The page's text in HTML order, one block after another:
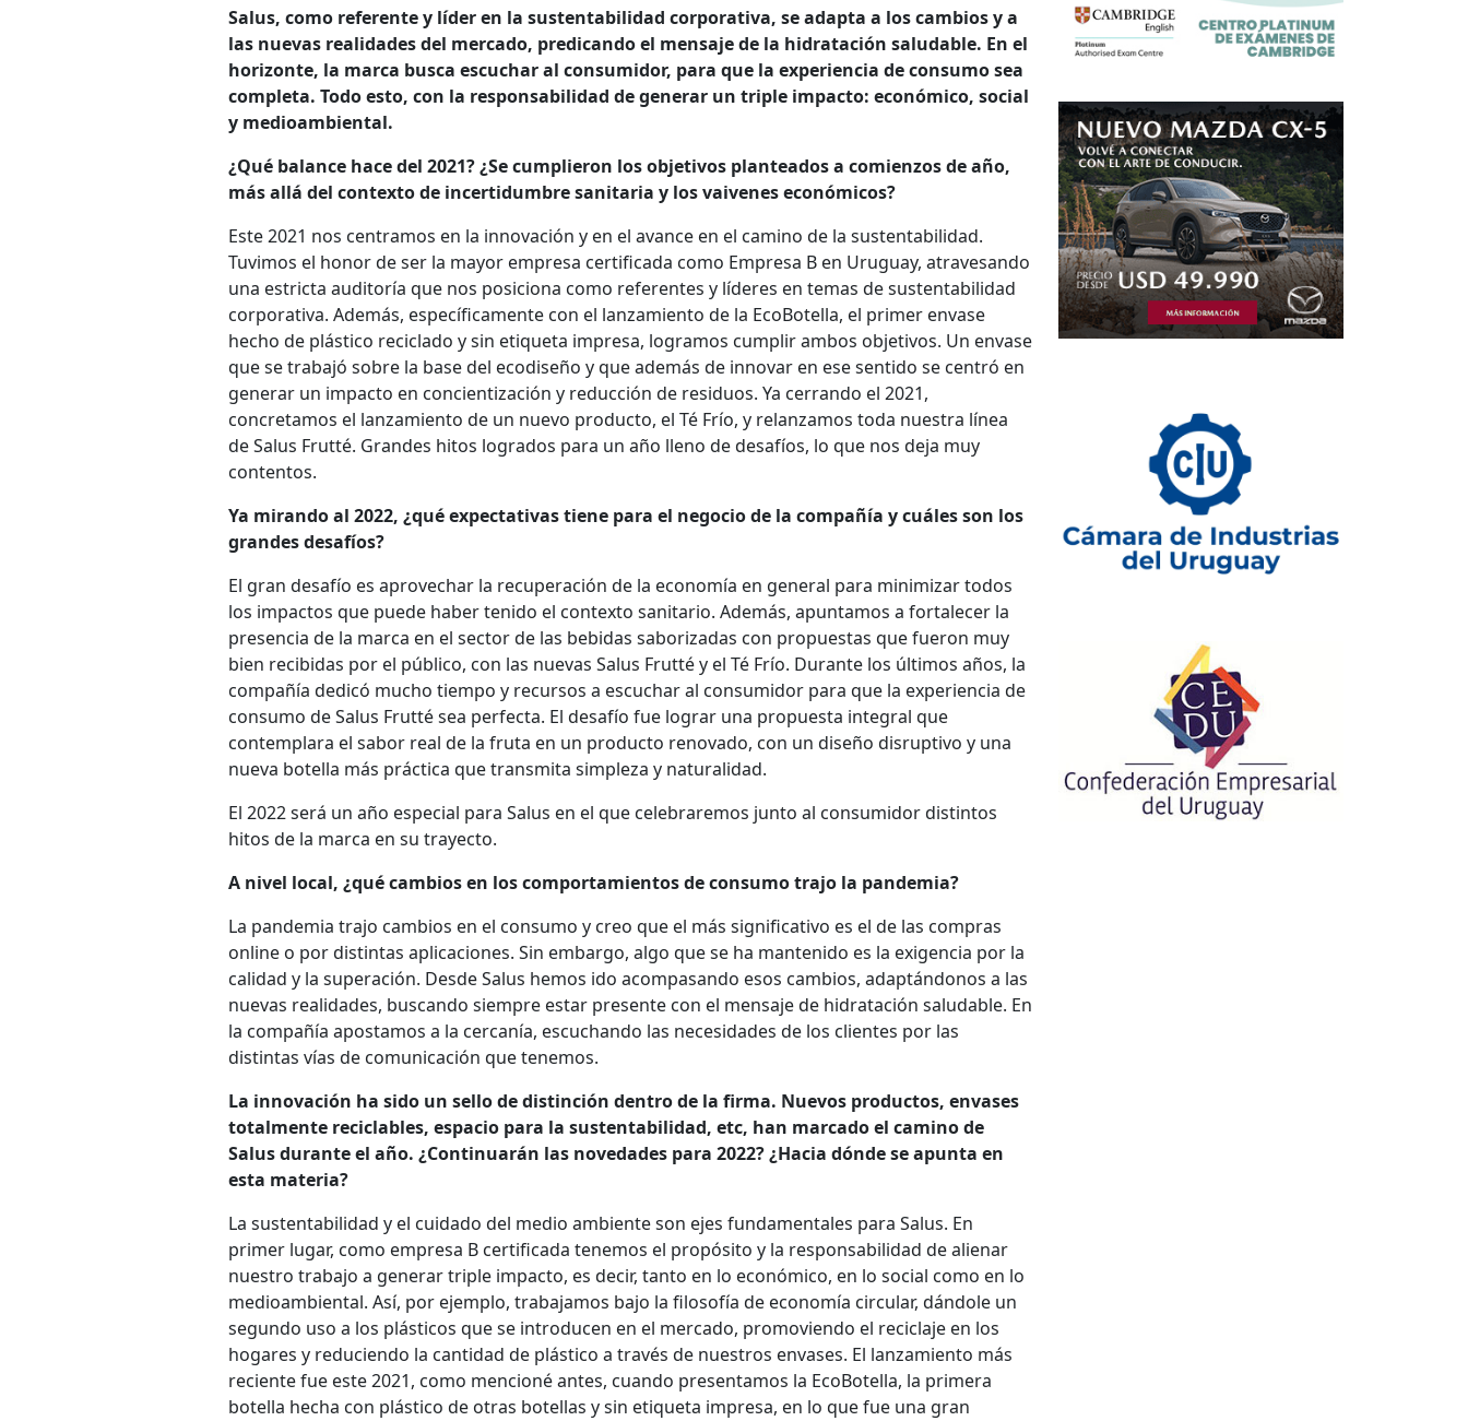
Salus, como referente y líder en la sustentabilidad corporativa, se adapta a los cambios y a
las nuevas realidades del mercado, predicando el mensaje de la hidratación saludable. En el
horizonte, la marca busca escuchar al consumidor, para que la experiencia de consumo sea
completa. Todo esto, con la responsabilidad de generar un triple impacto: económico, social
y medioambiental.
¿Qué balance hace del 2021? ¿Se cumplieron los objetivos planteados a comienzos de año,
más allá del contexto de incertidumbre sanitaria y los vaivenes económicos?
Este 2021 nos centramos en la innovación y en el avance en el camino de la sustentabilidad.
Tuvimos el honor de ser la mayor empresa certificada como Empresa B en Uruguay, atravesando
una estricta auditoría que nos posiciona como referentes y líderes en temas de sustentabilidad
corporativa. Además, específicamente con el lanzamiento de la EcoBotella, el primer envase
hecho de plástico reciclado y sin etiqueta impresa, logramos cumplir ambos objetivos. Un envase
que se trabajó sobre la base del ecodiseño y que además de innovar en ese sentido se centró en
generar un impacto en concientización y reducción de residuos. Ya cerrando el 2021,
concretamos el lanzamiento de un nuevo producto, el Té Frío, y relanzamos toda nuestra línea
de Salus Frutté. Grandes hitos logrados para un año lleno de desafíos, lo que nos deja muy
contentos.
Ya mirando al 2022, ¿qué expectativas tiene para el negocio de la compañía y cuáles son los
grandes desafíos?
El gran desafío es aprovechar la recuperación de la economía en general para minimizar todos
los impactos que puede haber tenido el contexto sanitario. Además, apuntamos a fortalecer la
presencia de la marca en el sector de las bebidas saborizadas con propuestas que fueron muy
bien recibidas por el público, con las nuevas Salus Frutté y el Té Frío. Durante los últimos años, la
compañía dedicó mucho tiempo y recursos a escuchar al consumidor para que la experiencia de
consumo de Salus Frutté sea perfecta. El desafío fue lograr una propuesta integral que
contemplara el sabor real de la fruta en un producto renovado, con un diseño disruptivo y una
nueva botella más práctica que transmita simpleza y naturalidad.
El 2022 será un año especial para Salus en el que celebraremos junto al consumidor distintos
hitos de la marca en su trayecto.
A nivel local, ¿qué cambios en los comportamientos de consumo trajo la pandemia?
La pandemia trajo cambios en el consumo y creo que el más significativo es el de las compras
online o por distintas aplicaciones. Sin embargo, algo que se ha mantenido es la exigencia por la
calidad y la superación. Desde Salus hemos ido acompasando esos cambios, adaptándonos a las
nuevas realidades, buscando siempre estar presente con el mensaje de hidratación saludable. En
la compañía apostamos a la cercanía, escuchando las necesidades de los clientes por las
distintas vías de comunicación que tenemos.
La innovación ha sido un sello de distinción dentro de la firma. Nuevos productos, envases
totalmente reciclables, espacio para la sustentabilidad, etc, han marcado el camino de
Salus durante el año. ¿Continuarán las novedades para 2022? ¿Hacia dónde se apunta en
esta materia?
La sustentabilidad y el cuidado del medio ambiente son ejes fundamentales para Salus. En
primer lugar, como empresa B certificada tenemos el propósito y la responsabilidad de alienar
nuestro trabajo a generar triple impacto, es decir, tanto en lo económico, en lo social como en lo
medioambiental. Así, por ejemplo, trabajamos bajo la filosofía de economía circular, dándole un
segundo uso a los plásticos que se introducen en el mercado, promoviendo el reciclaje en los
hogares y reduciendo la cantidad de plástico a través de nuestros envases. El lanzamiento más
reciente fue este 2021, como mencioné antes, cuando presentamos la EcoBotella, la primera
botella hecha con plástico de otras botellas y sin etiqueta impresa, en lo que fue una gran